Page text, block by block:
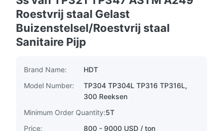
Roestvrij staal Gelast
Buizenstelsel/Roestvrij staal
Sanitaire Pijp
Brand Name:
HDT
Model Number:
TP304 TP304L TP316 TP316L,
300 Reeksen
Minimum Order Quantity:5T
Price:
800 - 9000 USD / ton